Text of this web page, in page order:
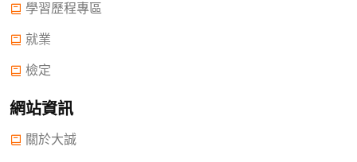
學習歷程專區
就業
檢定
網站資訊
關於大誠